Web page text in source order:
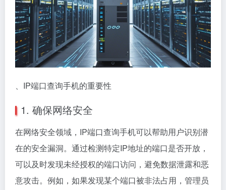
、IP端口查询手机的重要性
1. 确保网络安全
在网络安全领域，IP端口查询手机可以帮助用户识别潜
在的安全漏洞。通过检测特定IP地址的端口是否开放，
可以及时发现未经授权的端口访问，避免数据泄露和恶
意攻击。例如，如果发现某个端口被非法占用，管理员